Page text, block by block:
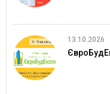
13.10.2026